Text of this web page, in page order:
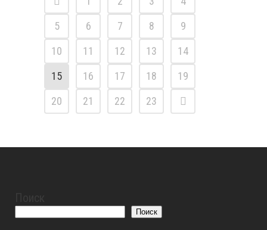
5
6 7 8
9
10
11 12 13
14
15
16 17 18
19
20
21 22 23
Поиск